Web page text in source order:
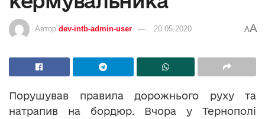
Автор dev-intb-admin-user 20.05.2020 AA
Порушував правила дорожнього руху та
натрапив на бордюр. Вчора у Тернополі